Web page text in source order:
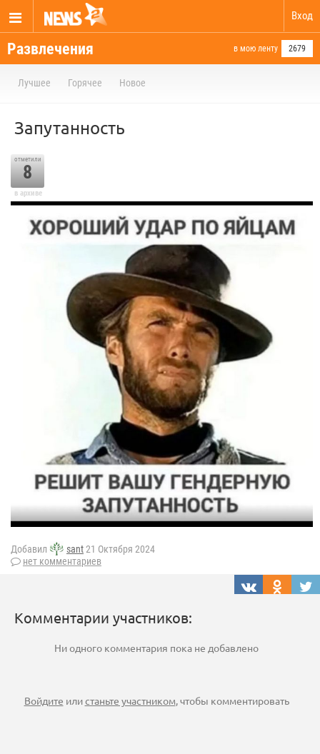
Вход
Развлечения в мою ленту 2679
Лучшее Горячее Новое
Запутанность
отметили
8
в архиве
Добавил sant21 Октября 2024
нет комментариев
Комментарии участников:
Ни одного комментария пока не добавлено
Войдите илистаньте участником, чтобы комментировать